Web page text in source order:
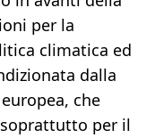
per la
climatica ed
dalla
che
soprattutto per il